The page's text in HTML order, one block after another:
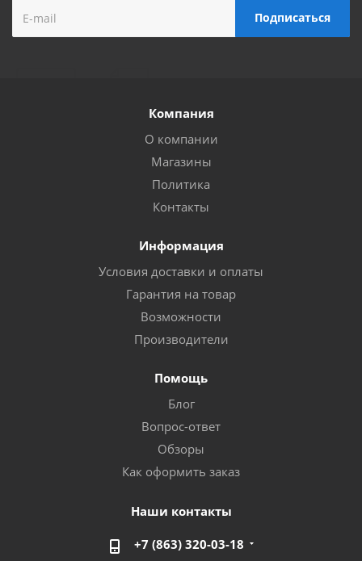
Компания
О компании
Магазины
Политика
Контакты
Информация
Условия доставки и оплаты
Гарантия на товар
Возможности
Производители
Помощь
Блог
Вопрос-ответ
Обзоры
Как оформить заказ
Наши контакты
+7 (863) 320-03-18